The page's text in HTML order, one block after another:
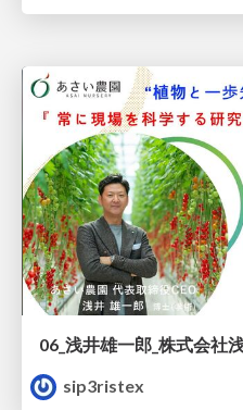
sip3ristex